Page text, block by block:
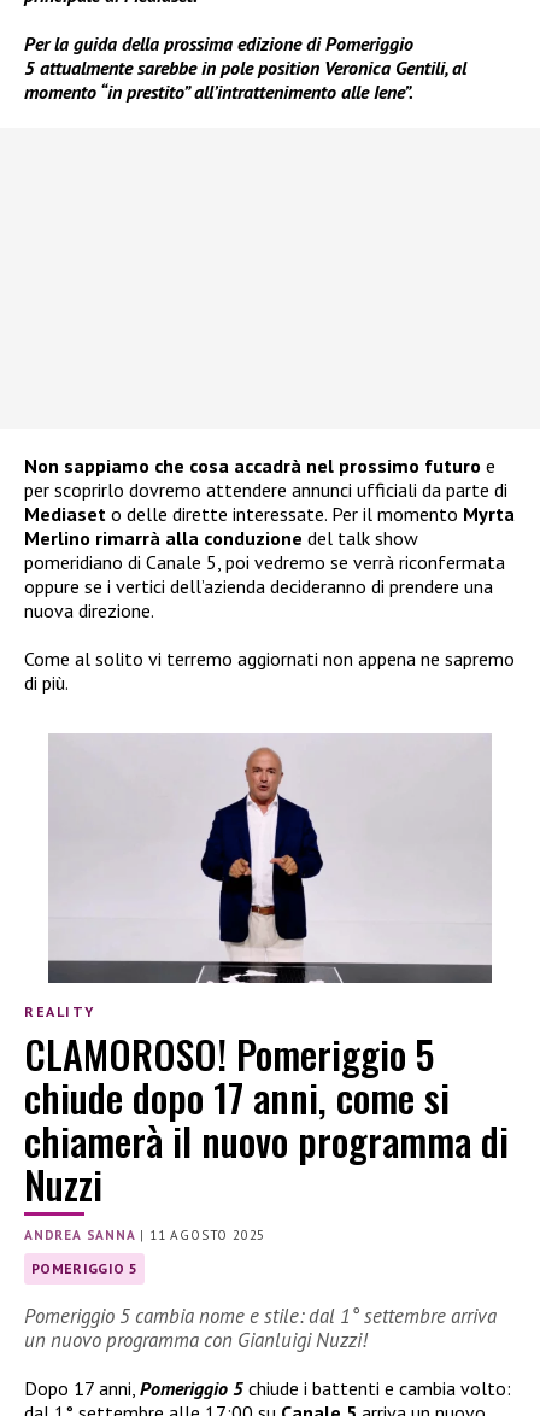
Per la guida della prossima edizione di Pomeriggio
5 attualmente sarebbe in pole position Veronica Gentili, al
momento “in prestito” all’intrattenimento alle Iene”.
Non sappiamo che cosa accadrà nel prossimo futuro e
per scoprirlo dovremo attendere annunci ufficiali da parte di
Mediaset o delle dirette interessate. Per il momento Myrta
Merlino rimarrà alla conduzione del talk show
pomeridiano di Canale 5, poi vedremo se verrà riconfermata
oppure se i vertici dell’azienda decideranno di prendere una
nuova direzione.
Come al solito vi terremo aggiornati non appena ne sapremo
di più.
REALITY
CLAMOROSO! Pomeriggio 5
chiude dopo 17 anni, come si
chiamerà il nuovo programma di
Nuzzi
ANDREA SANNA | 11 AGOSTO 2025
POMERIGGIO 5
Pomeriggio 5 cambia nome e stile: dal 1° settembre arriva
un nuovo programma con Gianluigi Nuzzi!
Dopo 17 anni, Pomeriggio 5 chiude i battenti e cambia volto: